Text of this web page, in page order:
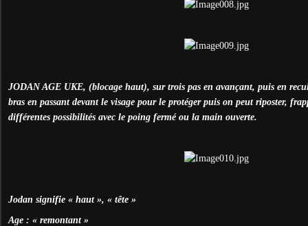
JODAN AGE UKE, (blocage haut), sur trois pas en avançant, puis en
bras en passant devant le visage pour le protéger puis on peut riposter,
différentes possibilités avec le poing fermé ou la main ouverte.
Jodan signifie « haut », « tête »
Age : « remontant »